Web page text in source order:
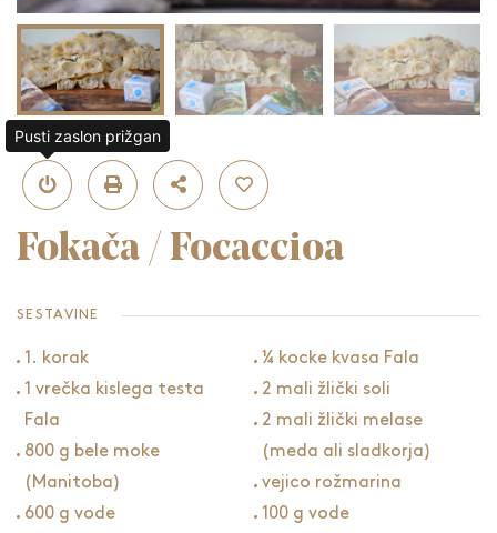
Fokača / Focaccioa
SESTAVINE
1. korak
1 vrečka kislega testa
Fala
800 g bele moke
(Manitoba)
600 g vode
¼ kocke kvasa Fala
2 mali žlički soli
2 mali žlički melase
(meda ali sladkorja)
vejico rožmarina
100 g vode
Pusti zaslon prižgan